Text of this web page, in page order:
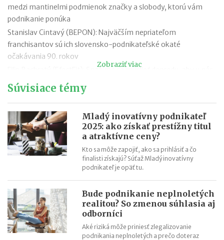
medzi mantinelmi podmienok značky a slobody, ktorú vám
podnikanie ponúka
Stanislav Cintavý (BEPON): Najväčším nepriateľom
franchisantov sú ich slovensko-podnikateľské okaté
očakávania 90. rokov
Filip Bachratý (EfectFit): Snažíme sa myslieť dopredu, aby u nás
zákazníci našli všetko, čo hľadajú
Iveta Živicová (ERA): Ak je niekto individualista, nech ide cestou
je pre tímových hráčov
Ľubica Mačugová (Cyprianus): Nevzdávajte sa pri prvom
neúspechu, každé poznanie vás posúva ďalej. Najdôležitejšia je
chuť a výdrž
Roman Fridrich (Coffee Brothers): Až keď sme mali produkt
hodný franchisingu, pustili sme sa do budovania siete
Mohla si vybrať medzi dovolenkou v Thajsku a vyšívacím
strojom. Zvolila druhú možnosť a svetu predstavila značku Just
Love
Pavel Čmelík (Hamleys): Na začiatku svojej kariéry som netušil,
Zobraziť viac
Súvisiace témy
Mladý inovatívny podnikateľ
2025: ako získať prestížny titul
a atraktívne ceny?
Kto sa môže zapojiť, ako sa prihlásiť a čo
finalisti získajú? Súťaž Mladý inovatívny
podnikateľ je opäť tu.
Bude podnikanie neplnoletých
realitou? So zmenou súhlasia aj
odborníci
Aké riziká môže priniesť zlegalizovanie
podnikania neplnoletých a prečo doteraz